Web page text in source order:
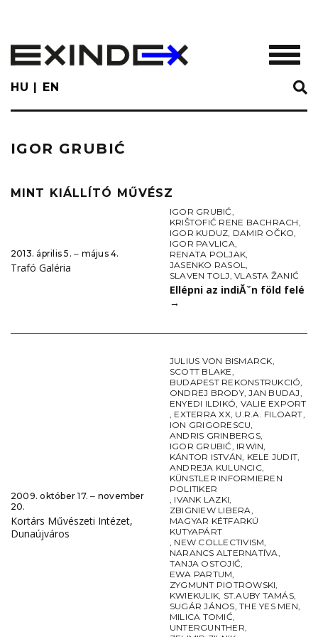
main
content
HU EN
IGOR GRUBIĆ
MINT KIÁLLÍTÓ MŰVÉSZ
2013. április 5. ‒ május 4.
Trafó Galéria
IGOR GRUBIĆ,
KRIŠTOFIĆ RENE BACHRACH,
IGOR KUDUZ, DAMIR OČKO,
IGOR PAVLICA,
RENATA POLJAK,
JASENKO RASOL,
SLAVEN TOLJ,VLASTA ŽANIĆ
Ellépni az indiĂˇn föld felé
→
2009. október 17. ‒ november
20.
Kortárs Művészeti Intézet,
Dunaújváros
JULIUS VON BISMARCK,
SCOTT BLAKE,
BUDAPEST REKONSTRUKCIÓ,
ONDREJ BRODY,JAN BUDAJ,
ENYEDI ILDIKÓ, VALIE EXPORT
, EXTERRA XX, U.R.A. FILOART,
ION GRIGORESCU,
ANDRIS GRINBERGS,
IGOR GRUBIĆ, IRWIN,
KÁNTOR ISTVÁN, KELE JUDIT,
ANDREJA KULUNCIC,
KÜNSTLER INFORMIEREN
POLITIKER
, IVANK LAZKI,
ZBIGNIEW LIBERA,
MAGYAR KÉTFARKÚ
KUTYAPÁRT
, NEW COLLECTIVISM,
NARANCS ALTERNATÍVA,
TANJA OSTOJIĆ,
EWA PARTUM,
ZYGMUNT PIOTROWSKI,
KWIEKULIK, ST.AUBY TAMÁS,
SUGÁR JÁNOS,THE YES MEN,
MILICA TOMIĆ,
UNTERGUNTHER,